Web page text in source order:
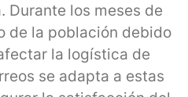
Durante los meses de
de la población debido
la logística de
se adapta a estas